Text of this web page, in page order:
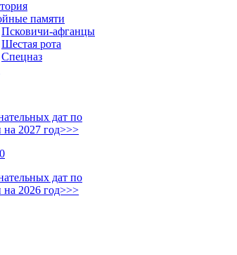
памяти
Псковичи-афганцы
Шестая рота
Спецназ
дат по
на 2027 год>>>
дат по
на 2026 год>>>